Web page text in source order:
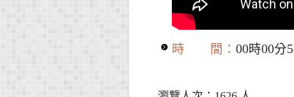
時 間： 00時00分